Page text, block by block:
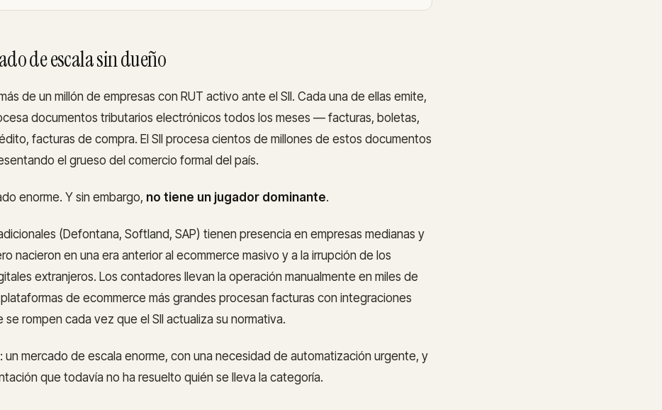
de escala sin dueño
de un millón de empresas con RUT activo ante el SII. Cada una de ellas emite,
documentos tributarios electrónicos todos los meses — facturas, boletas,
facturas de compra. El SII procesa cientos de millones de estos documentos
el grueso del comercio formal del país.
enorme. Y sin embargo, no tiene un jugador dominante.
(Defontana, Softland, SAP) tienen presencia en empresas medianas y
nacieron en una era anterior al ecommerce masivo y a la irrupción de los
extranjeros. Los contadores llevan la operación manualmente en miles de
de ecommerce más grandes procesan facturas con integraciones
se rompen cada vez que el SII actualiza su normativa.
un mercado de escala enorme, con una necesidad de automatización urgente, y
que todavía no ha resuelto quién se lleva la categoría.